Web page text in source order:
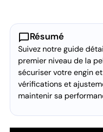
chat_bubbleRésumé
Suivez notre guide
premier niveau de la
sécuriser votre engin
vérifications et
maintenir sa